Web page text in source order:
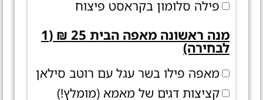
פילה סלומון בקראסט פיצוח
מנה ראשונה מאפה הבית 25 ₪ (1
לבחירה)
מאפה פילו בשר עגל עם רוטב סילאן
קציצות דגים של מאמא (מומלץ!)